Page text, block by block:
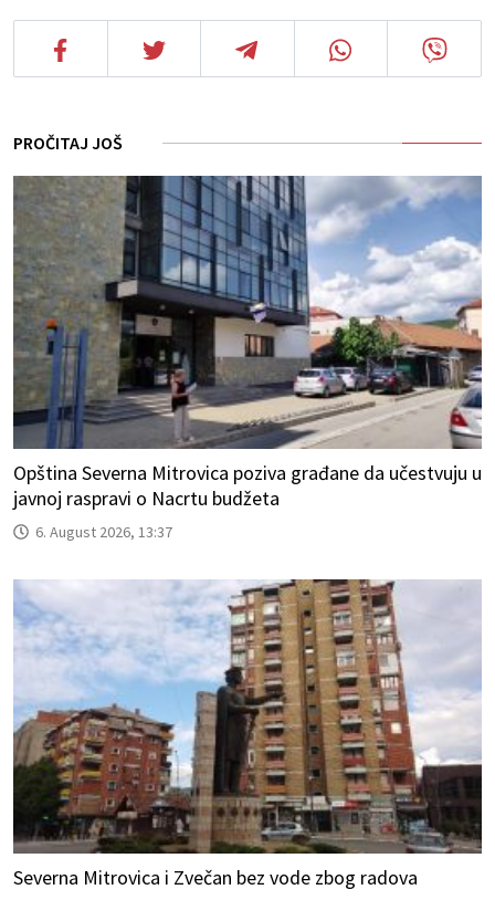
PROČITAJ JOŠ
Opština Severna Mitrovica poziva građane da učestvuju u
javnoj raspravi o Nacrtu budžeta
6. August 2026, 13:37
Severna Mitrovica i Zvečan bez vode zbog radova